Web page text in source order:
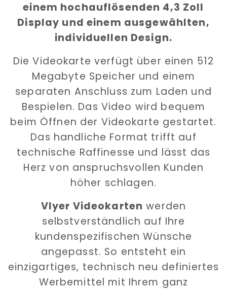
einem hochauflösenden 4,3 Zoll
Display und einem ausgewählten,
individuellen Design.
Die Videokarte verfügt über einen 512
Megabyte Speicher und einem
separaten Anschluss zum Laden und
Bespielen. Das Video wird bequem
beim Öffnen der Videokarte gestartet.
Das handliche Format trifft auf
technische Raffinesse und lässt das
Herz von anspruchsvollen Kunden
höher schlagen.
Vlyer Videokarten werden
selbstverständlich auf Ihre
kundenspezifischen Wünsche
angepasst. So entsteht ein
einzigartiges, technisch neu definiertes
Werbemittel mit Ihrem ganz